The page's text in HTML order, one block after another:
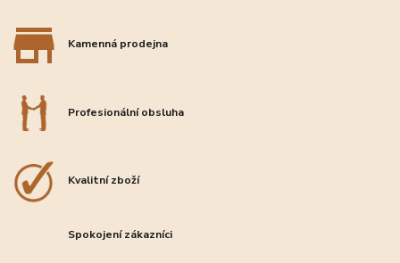
Kamenná prodejna
Profesionální obsluha
Kvalitní zboží
Spokojení zákazníci